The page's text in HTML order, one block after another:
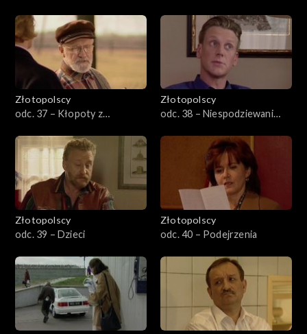
Złotopolscy
odc. 37 – Kłopoty z
Złotopolscy
odc. 38 – Niespodziewani
Złotopolscy
odc. 39 – Dzieci
Złotopolscy
odc. 40 – Podejrzenia